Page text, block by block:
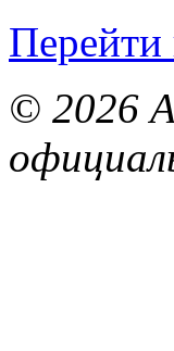
Перейти
© 2026